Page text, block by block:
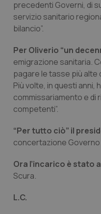
precedenti Governi, di
servizio sanitario
bilancio”.
Per Oliverio “un
emigrazione sanitaria.
pagare le tasse più alte
Più volte, in questi anni,
commissariamento e di
competenti”.
“Per tutto ciò” il
concertazione
Ora l’incarico è stato
Scura.
L.C.